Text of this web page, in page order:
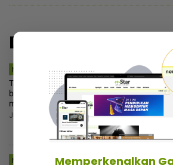
Disyorkan
MSTAR | HIBURAN
Tayang rambut merah, tidak lagi
bertudung... Enot anggap dugaan,
minta netizen doa baik-baik
Jumaat, 7 Ogos 2026 11:30 AM
MSTAR | I-SUKEMemperkenalkan